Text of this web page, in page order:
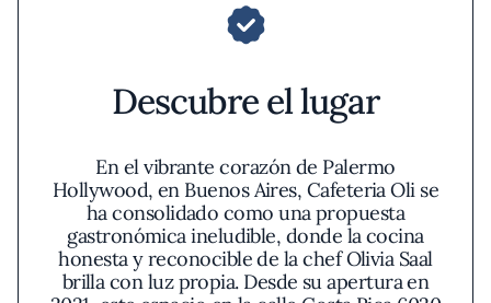
Descubre el lugar
En el vibrante corazón de Palermo
Hollywood, en Buenos Aires, Cafeteria Oli se
ha consolidado como una propuesta
gastronómica ineludible, donde la cocina
honesta y reconocible de la chef Olivia Saal
brilla con luz propia. Desde su apertura en